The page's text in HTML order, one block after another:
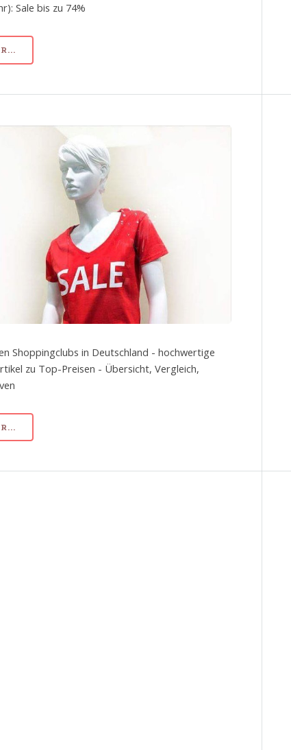
Sale bis zu 74%
Shoppingclubs in Deutschland - hochwertige
zu Top-Preisen - Übersicht, Vergleich,